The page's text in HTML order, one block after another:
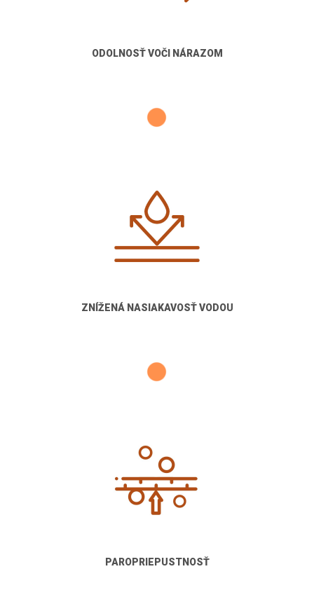
ODOLNOSŤ VOČI NÁRAZOM
ZNÍŽENÁ NASIAKAVOSŤ VODOU
PAROPRIEPUSTNOSŤ